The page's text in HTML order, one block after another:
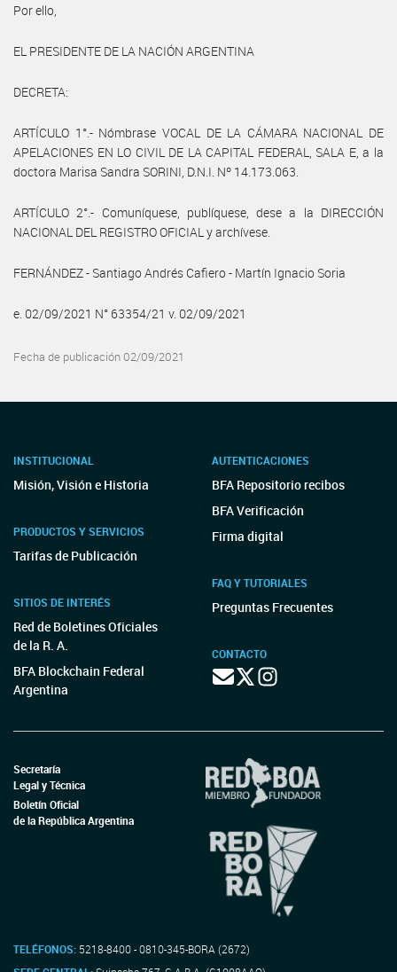
Por ello,
EL PRESIDENTE DE LA NACIÓN ARGENTINA
DECRETA:
ARTÍCULO 1°.- Nómbrase VOCAL DE LA CÁMARA NACIONAL DE
APELACIONES EN LO CIVIL DE LA CAPITAL FEDERAL, SALA E, a la
doctora Marisa Sandra SORINI, D.N.I. Nº 14.173.063.
ARTÍCULO 2°.- Comuníquese, publíquese, dese a la DIRECCIÓN
NACIONAL DEL REGISTRO OFICIAL y archívese.
FERNÁNDEZ - Santiago Andrés Cafiero - Martín Ignacio Soria
e. 02/09/2021 N° 63354/21 v. 02/09/2021
Fecha de publicación 02/09/2021
INSTITUCIONAL
Misión, Visión e Historia
PRODUCTOS Y SERVICIOS
Tarifas de Publicación
SITIOS DE INTERÉS
Red de Boletines Oficiales
de la R. A.
BFA Blockchain Federal
Argentina
AUTENTICACIONES
BFA Repositorio recibos
BFA Verificación
Firma digital
FAQ Y TUTORIALES
Preguntas Frecuentes
CONTACTO
Secretaría
Legal y Técnica
Boletín Oficial
de la República Argentina
TELÉFONOS: 5218-8400 - 0810-345-BORA (2672)